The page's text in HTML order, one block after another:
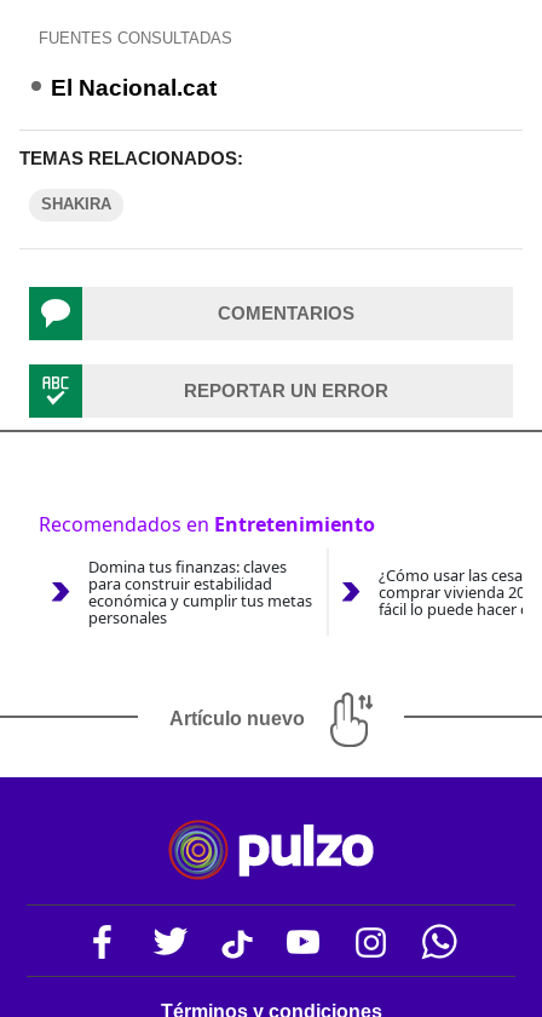
FUENTES CONSULTADAS
El Nacional.cat
TEMAS RELACIONADOS:
SHAKIRA
COMENTARIOS
REPORTAR UN ERROR
Recomendados en Entretenimiento
Domina tus finanzas: claves
para construir estabilidad
económica y cumplir tus metas
personales
¿Cómo usar las
comprar vivienda
fácil lo puede hacer
Artículo nuevo
Términos y condiciones